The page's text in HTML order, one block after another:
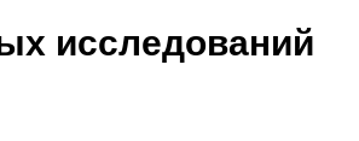
исследований